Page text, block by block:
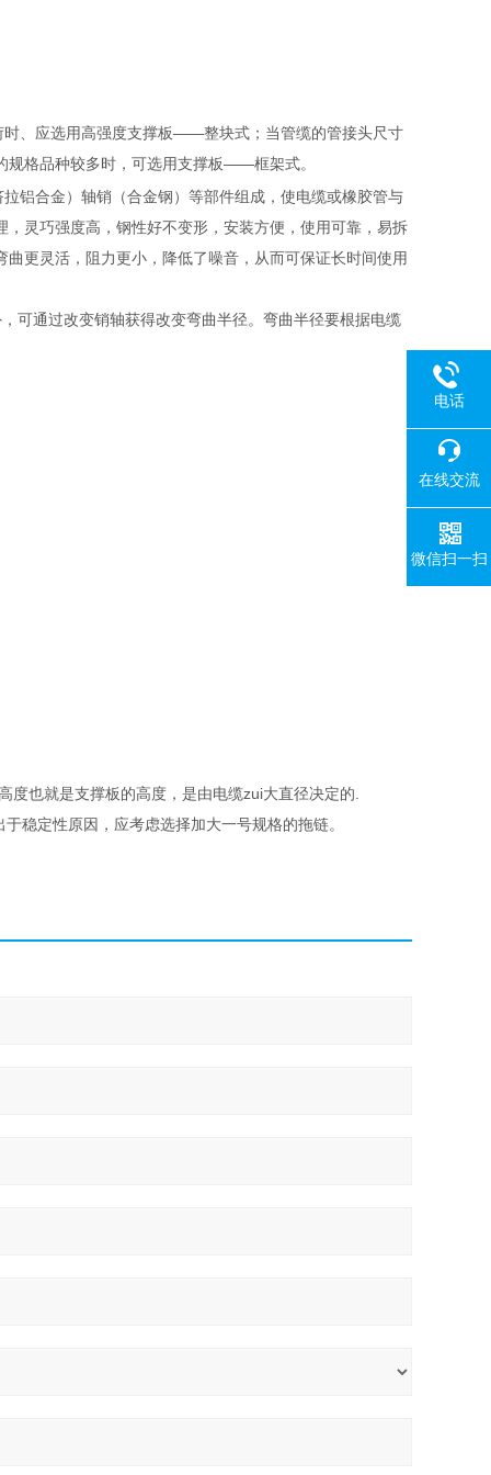
时、应选用高强度支撑板——整块式；当管缆的管接头尺寸
格品种较多时，可选用支撑板——框架式。
铝合金）轴销（合金钢）等部件组成，使电缆或橡胶管与
灵巧强度高，钢性好不变形，安装方便，使用可靠，易拆
更灵活，阻力更小，降低了噪音，从而可保证长时间使用
可通过改变销轴获得改变弯曲半径。弯曲半径要根据电缆
也就是支撑板的高度，是由电缆zui大直径决定的.
稳定性原因，应考虑选择加大一号规格的拖链。
电话
在线交流
微信扫一扫